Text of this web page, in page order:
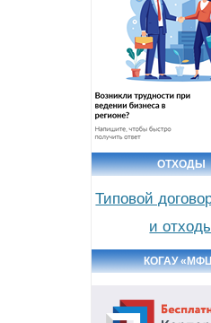
ОТХОДЫ
Типовой
и
КОГАУ